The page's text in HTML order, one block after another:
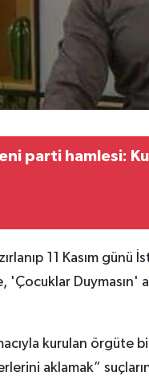
parti hamlesi:
11 Kasım günü
Duymasın'
kurulan örgüte
aklamak”